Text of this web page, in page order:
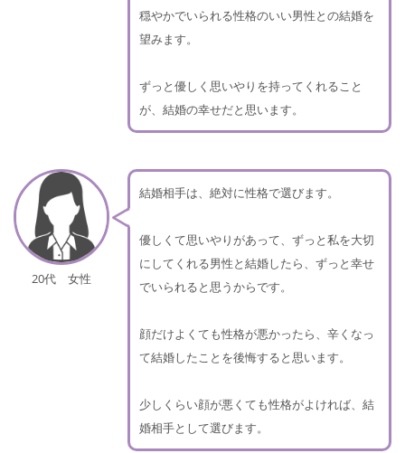
穏やかでいられる性格のいい男性との結婚を
望みます。
ずっと優しく思いやりを持ってくれること
が、結婚の幸せだと思います。
20代 女性
結婚相手は、絶対に性格で選びます。
優しくて思いやりがあって、ずっと私を大切
にしてくれる男性と結婚したら、ずっと幸せ
でいられると思うからです。
顔だけよくても性格が悪かったら、辛くなっ
て結婚したことを後悔すると思います。
少しくらい顔が悪くても性格がよければ、結
婚相手として選びます。